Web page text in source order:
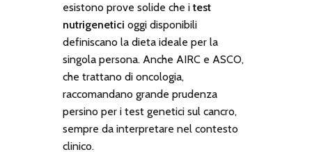
esistono prove solide che itest
nutrigenetici oggi disponibili
definiscano la dieta ideale per la
singola persona. Anche AIRC e ASCO,
che trattano di oncologia,
raccomandano grande prudenza
persino per i test genetici sul cancro,
sempre da interpretare nel contesto
clinico.